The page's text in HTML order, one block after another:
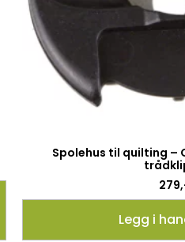
Spolehus til quilting –
279
Legg i